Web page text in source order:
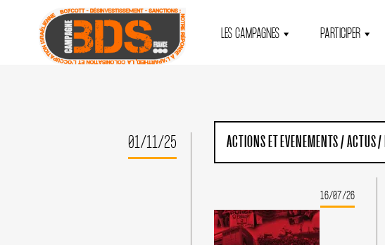
LES CAMPAGNES PARTICIPER
01/11/25 ACTIONS ET EVENEMENTS/ACTUS/
16/07/26